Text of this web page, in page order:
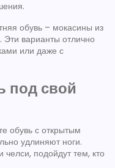
обувь – мокасины из
Эти варианты отлично
или даже с
под свой
обувь с открытым
удлиняют ноги.
челси, подойдут тем, кто